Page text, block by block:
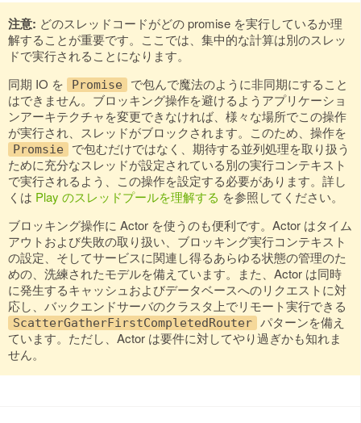
注意: どのスレッドコードがどの promise を実行しているか理
解することが重要です。ここでは、集中的な計算は別のスレッ
ドで実行されることになります。
同期 IO を
Promise
で包んで魔法のように非同期にすること
はできません。ブロッキング操作を避けるようアプリケーショ
ンアーキテクチャを変更できなければ、様々な場所でこの操作
が実行され、スレッドがブロックされます。このため、操作を
Promsie
で包むだけではなく、期待する並列処理を取り扱う
ために充分なスレッドが設定されている別の実行コンテキスト
で実行されるよう、この操作を設定する必要があります。詳し
くは Play のスレッドプールを理解する を参照してください。
ブロッキング操作に Actor を使うのも便利です。Actor はタイム
アウトおよび失敗の取り扱い、ブロッキング実行コンテキスト
の設定、そしてサービスに関連し得るあらゆる状態の管理のた
めの、洗練されたモデルを備えています。また、Actor は同時
に発生するキャッシュおよびデータベースへのリクエストに対
応し、バックエンドサーバのクラスタ上でリモート実行できる
ScatterGatherFirstCompletedRouter パターンを備え
ています。ただし、Actor は要件に対してやり過ぎかも知れま
せん。